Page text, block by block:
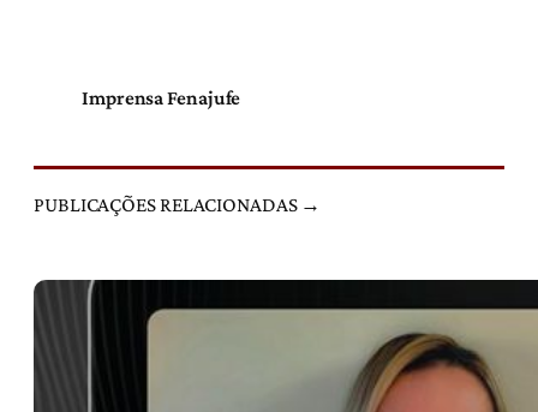
Imprensa Fenajufe
PUBLICAÇÕES RELACIONADAS →